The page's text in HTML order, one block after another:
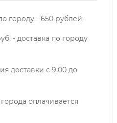
городу - 650 рублей;
- доставка по городу
доставки с 9:00 до
оплачивается